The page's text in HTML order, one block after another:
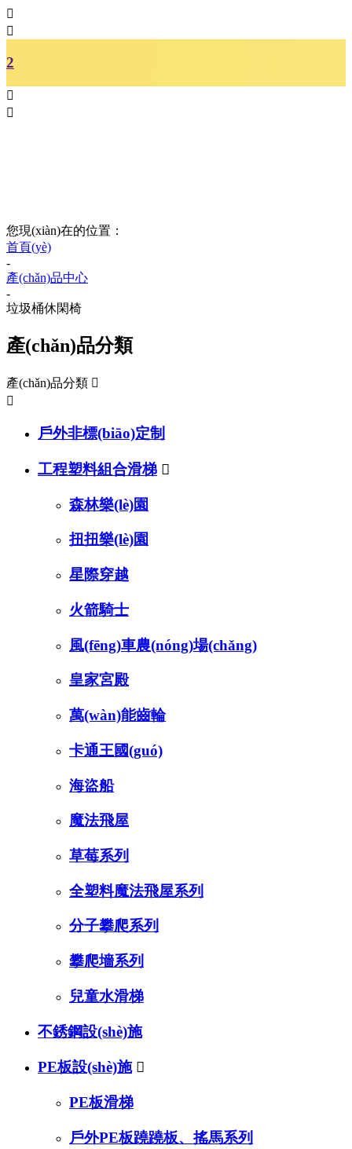


2


您現(xiàn)在的位置：
首頁(yè)
-
產(chǎn)品中心
-
垃圾桶休閑椅
產(chǎn)品分類
產(chǎn)品分類 

戶外非標(biāo)定制
工程塑料組合滑梯 
森林樂(lè)園
扭扭樂(lè)園
星際穿越
火箭騎士
風(fēng)車農(nóng)場(chǎng)
皇家宮殿
萬(wàn)能齒輪
卡通王國(guó)
海盜船
魔法飛屋
草莓系列
全塑料魔法飛屋系列
分子攀爬系列
攀爬墻系列
兒童水滑梯
不銹鋼設(shè)施
PE板設(shè)施 
PE板滑梯
戶外PE板蹺蹺板、搖馬系列